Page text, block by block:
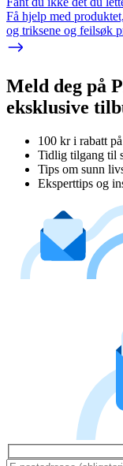
Få hjelp med
og triksene og feilsøk
Meld deg på
eksklusive
100 kr i rabatt
Tidlig tilgang til
Tips om sunn
Eksperttips og